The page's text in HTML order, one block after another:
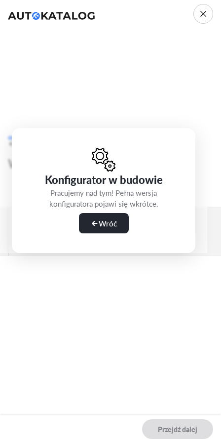
Konfigurator w budowie
Pracujemy nad tym! Pełna wersja
konfiguratora pojawi się wkrótce.
Wróć
Fiat Tipo
Tipo
Wybierz felgi
Przejdź dalej